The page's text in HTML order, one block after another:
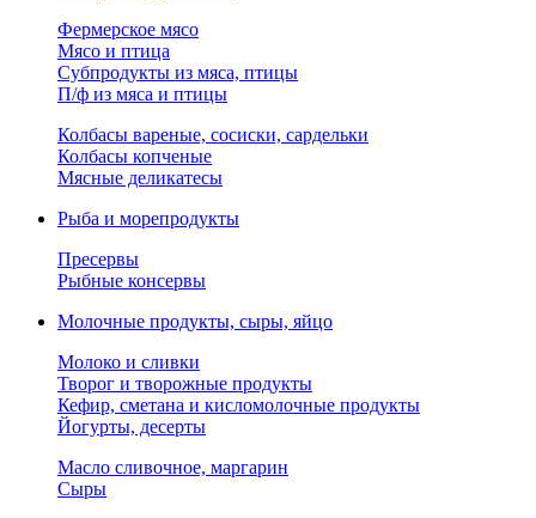
Фермерское мясо
Мясо и птица
Субпродукты из мяса, птицы
П/ф из мяса и птицы
Колбасы вареные, сосиски, сардельки
Колбасы копченые
Мясные деликатесы
Рыба и морепродукты
Пресервы
Рыбные консервы
Молочные продукты, сыры, яйцо
Молоко и сливки
Творог и творожные продукты
Кефир, сметана и кисломолочные продукты
Йогурты, десерты
Масло сливочное, маргарин
Сыры